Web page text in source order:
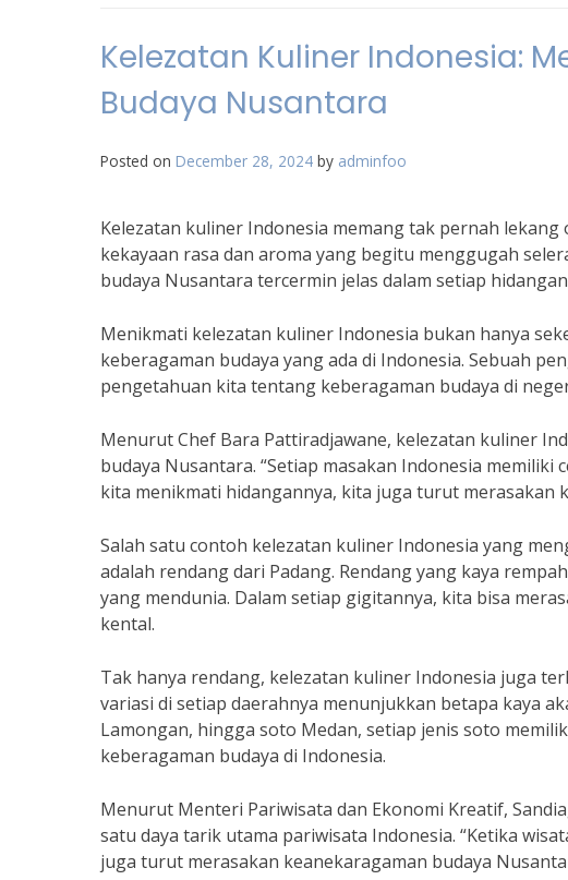
Kelezatan Kuliner Indonesia:
Budaya Nusantara
Posted on December 28, 2024 by adminfoo
Kelezatan kuliner Indonesia memang tak pernah
kekayaan rasa dan aroma yang begitu menggugah
budaya Nusantara tercermin jelas dalam setiap
Menikmati kelezatan kuliner Indonesia bukan hanya
keberagaman budaya yang ada di Indonesia. Sebuah
pengetahuan kita tentang keberagaman budaya di
Menurut Chef Bara Pattiradjawane, kelezatan kuliner
budaya Nusantara. “Setiap masakan Indonesia
kita menikmati hidangannya, kita juga turut merasakan
Salah satu contoh kelezatan kuliner Indonesia yang
adalah rendang dari Padang. Rendang yang kaya
yang mendunia. Dalam setiap gigitannya, kita bisa
kental.
Tak hanya rendang, kelezatan kuliner Indonesia juga
variasi di setiap daerahnya menunjukkan betapa kaya
Lamongan, hingga soto Medan, setiap jenis soto
keberagaman budaya di Indonesia.
Menurut Menteri Pariwisata dan Ekonomi Kreatif,
satu daya tarik utama pariwisata Indonesia. “Ketika
juga turut merasakan keanekaragaman budaya